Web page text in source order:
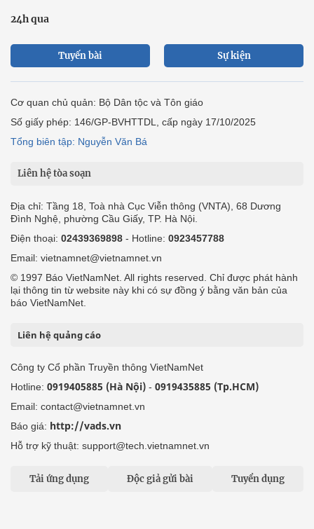
24h qua
Tuyến bài Sự kiện
Cơ quan chủ quản: Bộ Dân tộc và Tôn giáo
Số giấy phép: 146/GP-BVHTTDL, cấp ngày 17/10/2025
Tổng biên tập: Nguyễn Văn Bá
Liên hệ tòa soạn
Địa chỉ: Tầng 18, Toà nhà Cục Viễn thông (VNTA), 68 Dương
Đình Nghệ, phường Cầu Giấy, TP. Hà Nội.
Điện thoại: 02439369898 - Hotline: 0923457788
Email: vietnamnet@vietnamnet.vn
© 1997 Báo VietNamNet. All rights reserved. Chỉ được phát hành
lại thông tin từ website này khi có sự đồng ý bằng văn bản của
báo VietNamNet.
Liên hệ quảng cáo
Công ty Cổ phần Truyền thông VietNamNet
Hotline: 0919405885 (Hà Nội) - 0919435885 (Tp.HCM)
Email: contact@vietnamnet.vn
Báo giá: http://vads.vn
Hỗ trợ kỹ thuật: support@tech.vietnamnet.vn
Tải ứng dụng Độc giả gửi bài Tuyển dụng